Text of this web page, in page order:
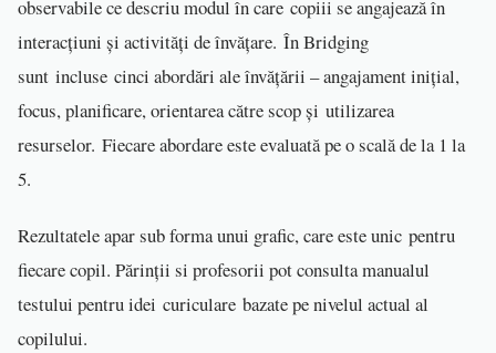
observabile ce descriu modul în care copiii se angajează în
interacțiuni și activități de învățare. În Bridging
sunt incluse cinci abordări ale învățării – angajament inițial,
focus, planificare, orientarea către scop și utilizarea
resurselor. Fiecare abordare este evaluată pe o scală de la 1 la
5.
Rezultatele apar sub forma unui grafic, care este unic pentru
fiecare copil. Părinții si profesorii pot consulta manualul
testului pentru idei curiculare bazate pe nivelul actual al
copilului.